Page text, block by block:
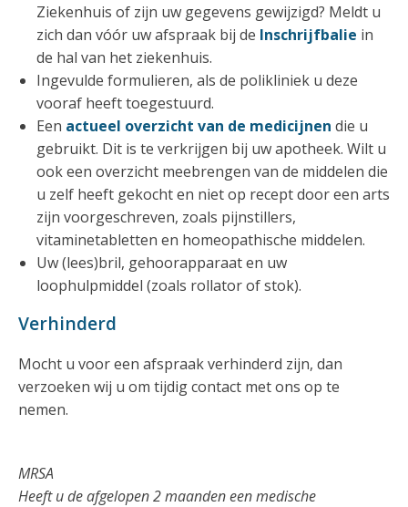
Ziekenhuis of zijn uw gegevens gewijzigd? Meldt u
zich dan vóór uw afspraak bij de Inschrijfbalie in
de hal van het ziekenhuis.
Ingevulde formulieren, als de polikliniek u deze
vooraf heeft toegestuurd.
Een actueel overzicht van de medicijnen die u
gebruikt. Dit is te verkrijgen bij uw apotheek. Wilt u
ook een overzicht meebrengen van de middelen die
u zelf heeft gekocht en niet op recept door een arts
zijn voorgeschreven, zoals pijnstillers,
vitaminetabletten en homeopathische middelen.
Uw (lees)bril, gehoorapparaat en uw
loophulpmiddel (zoals rollator of stok).
Verhinderd
Mocht u voor een afspraak verhinderd zijn, dan
verzoeken wij u om tijdig contact met ons op te
nemen.
MRSA
Heeft u de afgelopen 2 maanden een medische